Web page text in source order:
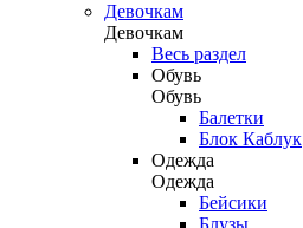
Девочкам
Девочкам
Весь раздел
Обувь
Обувь
Балетки
Блок Каблук
Одежда
Одежда
Бейсики
Блузы